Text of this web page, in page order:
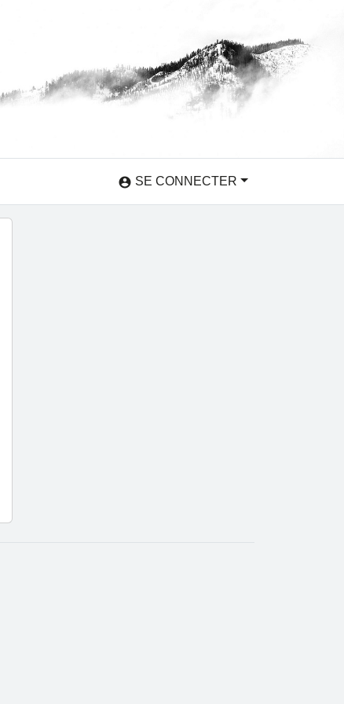
account_circle SE CONNECTER